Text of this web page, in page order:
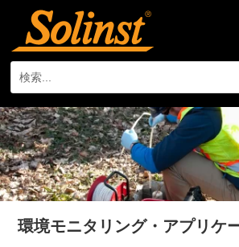
環境モニタリング・アプリケ